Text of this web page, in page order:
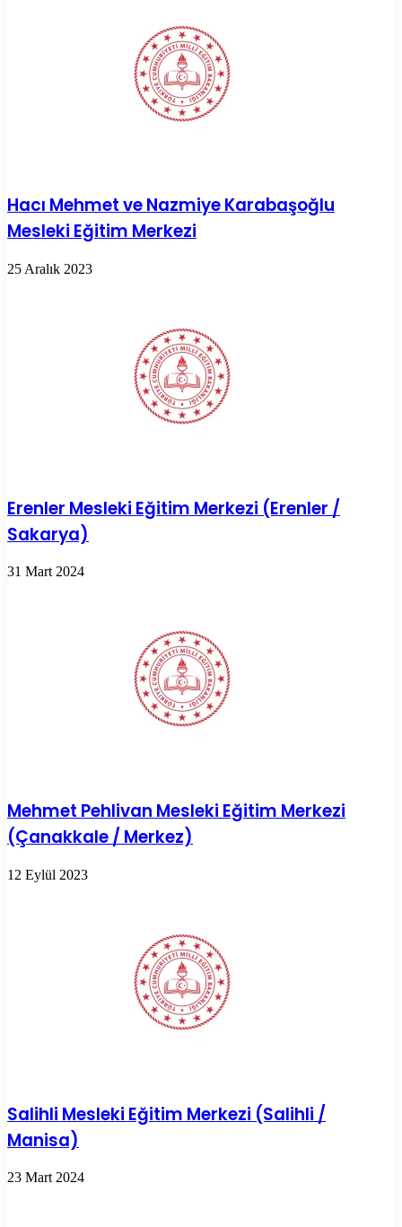
Hacı Mehmet ve Nazmiye Karabaşoğlu
Mesleki Eğitim Merkezi
25 Aralık 2023
Erenler Mesleki Eğitim Merkezi (Erenler /
Sakarya)
31 Mart 2024
Mehmet Pehlivan Mesleki Eğitim Merkezi
(Çanakkale / Merkez)
12 Eylül 2023
Salihli Mesleki Eğitim Merkezi (Salihli /
Manisa)
23 Mart 2024